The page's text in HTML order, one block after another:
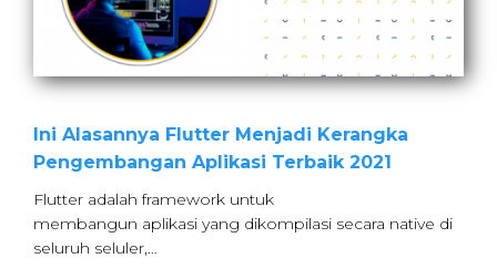
Ini Alasannya Flutter Menjadi Kerangka
Pengembangan Aplikasi Terbaik 2021
Flutter adalah framework untuk
membangun aplikasi yang dikompilasi secara native di
seluruh seluler,…